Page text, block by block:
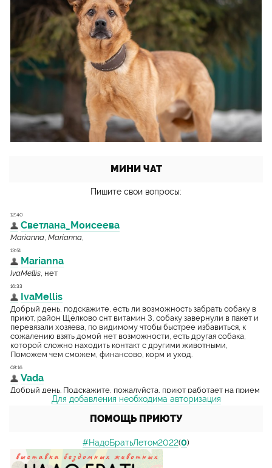
МИНИ ЧАТ
Пишите свои вопросы:
Для добавления необходима авторизация
ПОМОЩЬ ПРИЮТУ
#НадоБратьЛетом2022(0)